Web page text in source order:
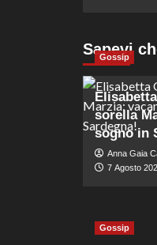
Sapevi
Gossip
sorella
sogno in
Anna Gaia
7 Agosto
Gossip